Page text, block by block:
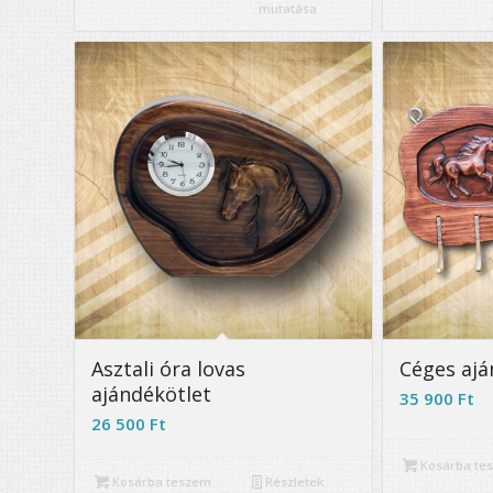
mutatása
5.00
Asztali óra lovas
ajándékötlet
26 500 Ft
Kosárba teszem
Részletek
Céges
35 900 Ft
Kosárba